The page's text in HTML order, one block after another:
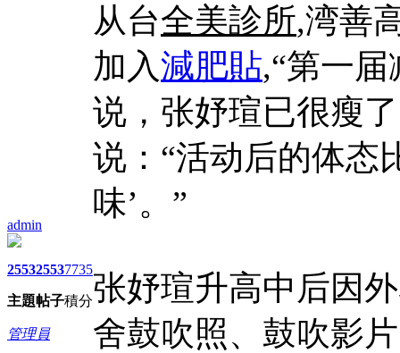
admin
2553
主題
2553
帖子
7735
積分
管理員
从台全美診所,湾善
加入減肥貼,“第一
说，张妤瑄已很瘦
说：“活动后的体态
味’。”
张妤瑄升高中后因
舍鼓吹照、鼓吹影